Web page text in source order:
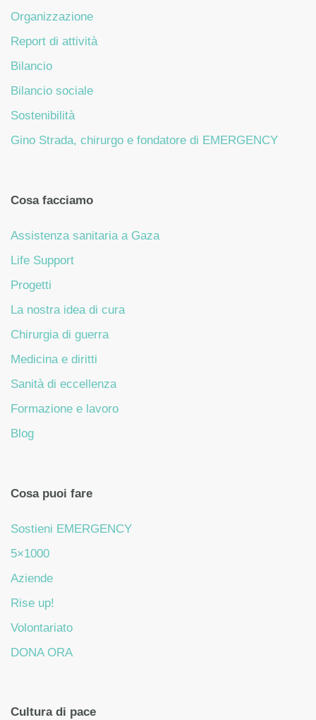
Organizzazione
Report di attività
Bilancio
Bilancio sociale
Sostenibilità
Gino Strada, chirurgo e fondatore di EMERGENCY
Cosa facciamo
Assistenza sanitaria a Gaza
Life Support
Progetti
La nostra idea di cura
Chirurgia di guerra
Medicina e diritti
Sanità di eccellenza
Formazione e lavoro
Blog
Cosa puoi fare
Sostieni EMERGENCY
5×1000
Aziende
Rise up!
Volontariato
DONA ORA
Cultura di pace